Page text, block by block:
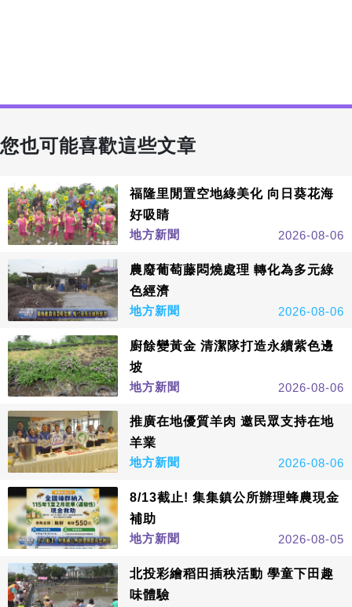
您也可能喜歡這些文章
福隆里閒置空地綠美化 向日葵花海
好吸睛
地方新聞
2026-08-06
農廢葡萄藤悶燒處理 轉化為多元綠
色經濟
地方新聞
2026-08-06
廚餘變黃金 清潔隊打造永續紫色邊
坡
地方新聞
2026-08-06
推廣在地優質羊肉 邀民眾支持在地
羊業
地方新聞
2026-08-06
8/13截止! 集集鎮公所辦理蜂農現金
補助
地方新聞
2026-08-05
北投彩繪稻田插秧活動 學童下田趣
味體驗